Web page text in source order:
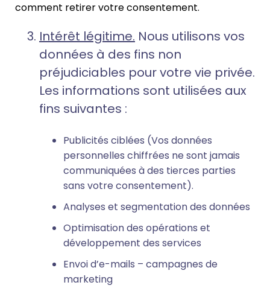
comment retirer votre consentement.
Intérêt légitime. Nous utilisons vos
données à des fins non
préjudiciables pour votre vie privée.
Les informations sont utilisées aux
fins suivantes :
Publicités ciblées (Vos données
personnelles chiffrées ne sont jamais
communiquées à des tierces parties
sans votre consentement).
Analyses et segmentation des données
Optimisation des opérations et
développement des services
Envoi d’e-mails – campagnes de
marketing